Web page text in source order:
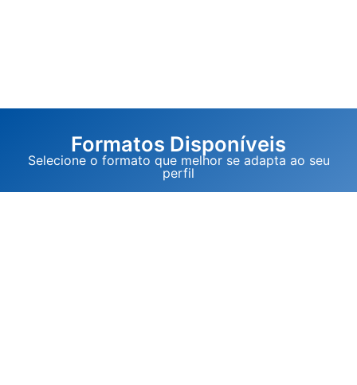
Formatos Disponíveis
Selecione o formato que melhor se adapta ao seu
perfil